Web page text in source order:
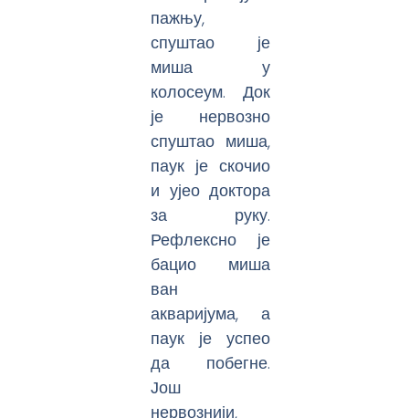
пажњу,
спуштао је
миша у
колосеум. Док
је нервозно
спуштао миша,
паук је скочио
и ујео доктора
за руку.
Рефлексно је
бацио миша
ван
акваријума, а
паук је успео
да побегне.
Још
нервознији,